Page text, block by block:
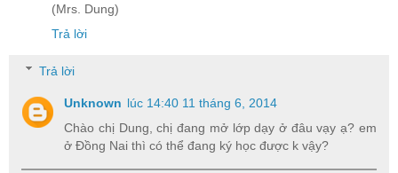
(Mrs. Dung)
Trả lời
Trả lời
Unknown lúc 14:40 11 tháng 6, 2014
Chào chị Dung, chị đang mở lớp dạy ở đâu vạy ạ? em
ở Đồng Nai thì có thể đang ký học được k vậy?